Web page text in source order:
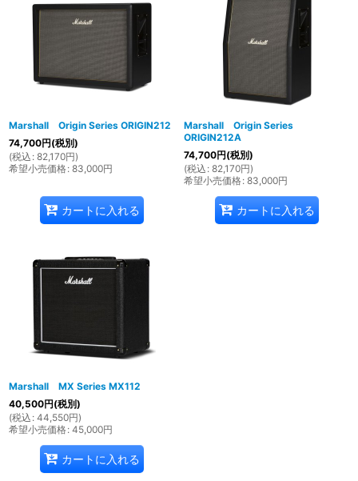
Marshall Origin Series ORIGIN212
74,700円(税別)
(税込 : 82,170円)
希望小売価格: 83,000円
カートに入れる
Marshall Origin Series
ORIGIN212A
74,700円(税別)
(税込 : 82,170円)
希望小売価格: 83,000円
カートに入れる
Marshall MX Series MX112
40,500円(税別)
(税込 : 44,550円)
希望小売価格: 45,000円
カートに入れる